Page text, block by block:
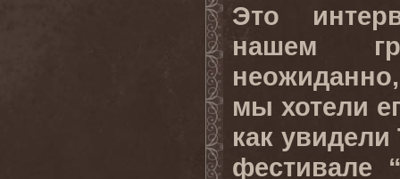
Это
нашем
мы хотели
как
фестивале